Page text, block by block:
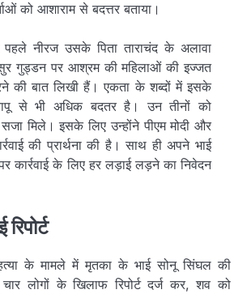
को आशाराम से बदत्तर बताया।
नीरज उसके पिता ताराचंद के अलावा
गुड्डन पर आश्रम की महिलाओं की इज्जत
की बात लिखी हैं। एकता के शब्दों में इसके
से भी अधिक बदतर है। उन तीनों को
मिले। इसके लिए उन्होंने पीएम मोदी और
की प्रार्थना की है। साथ ही अपने भाई
कार्रवाई के लिए हर लड़ाई लड़ने का निवेदन
के मामले में मृतका के भाई सोनू सिंघल की
लोगों के खिलाफ रिपोर्ट दर्ज कर, शव को